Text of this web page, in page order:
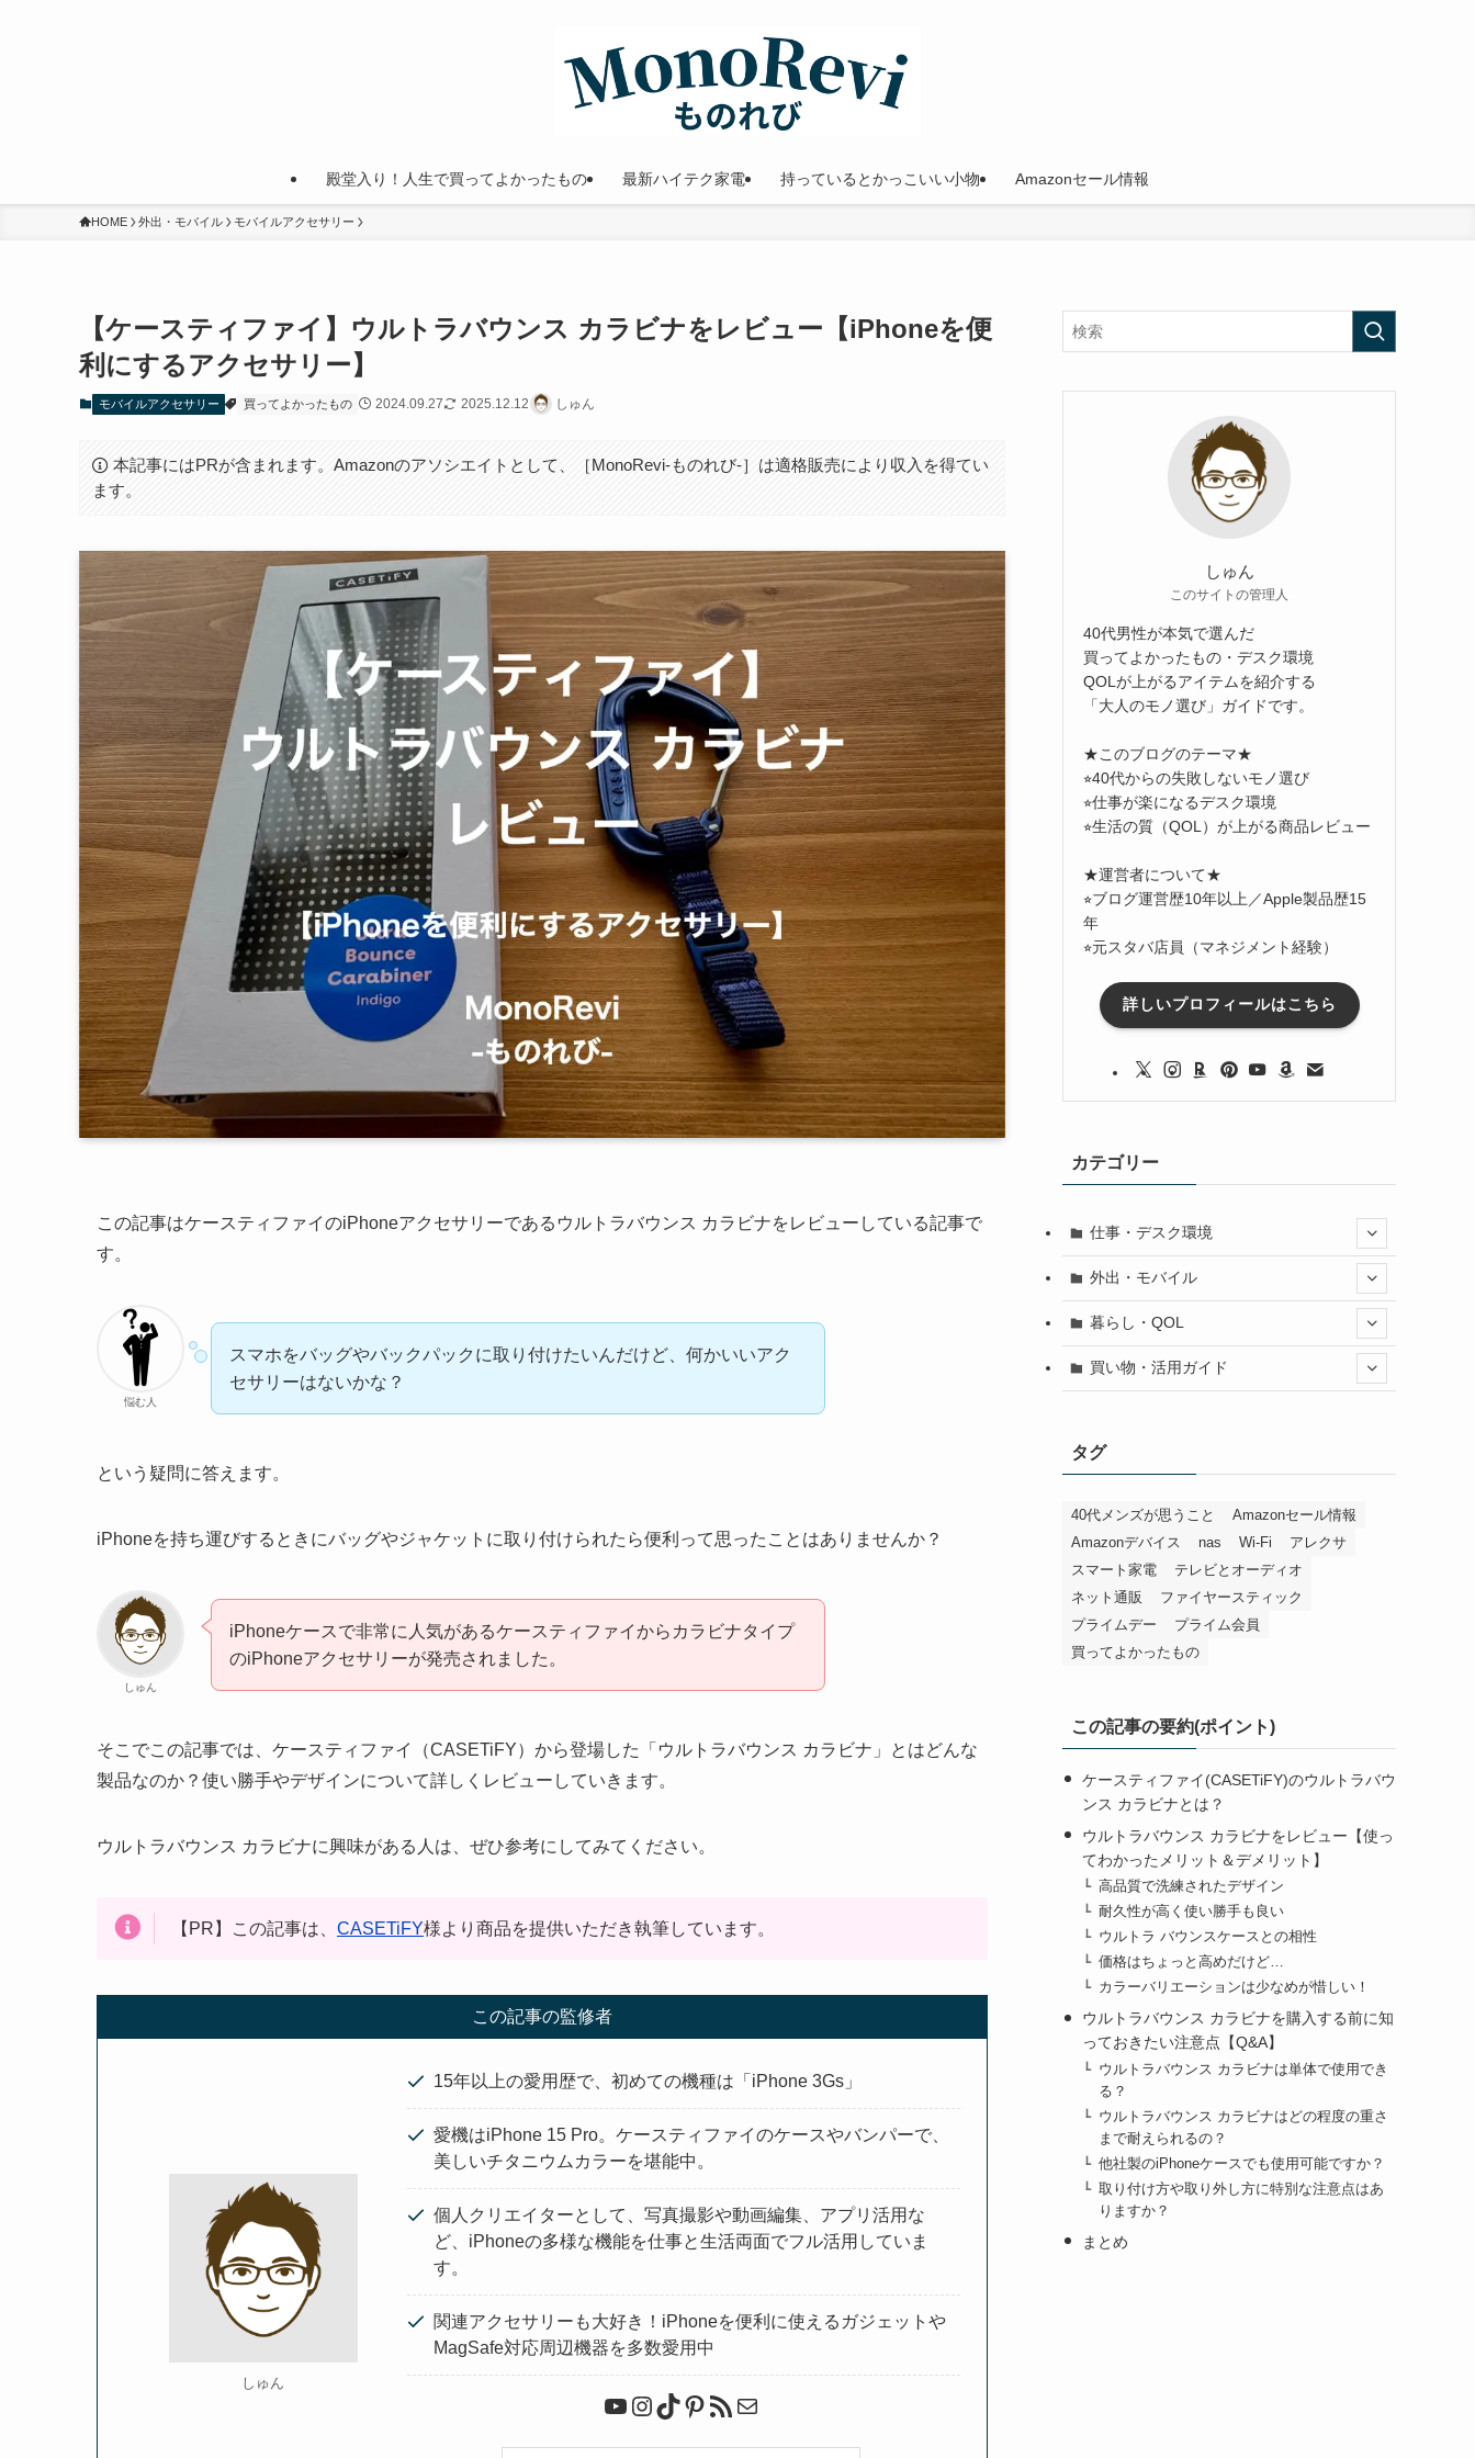
殿堂入り！人生で買ってよかったもの 最新ハイテク家電 持っているとかっこいい小物 Amazonセール情報
HOME 外出・モバイル モバイルアクセサリー
【ケースティファイ】ウルトラバウンス カラビナをレビュー【iPhoneを便
利にするアクセサリー】
モバイルアクセサリー 買ってよかったもの 2024.09.27 2025.12.12 しゅん
本記事にはPRが含まれます。Amazonのアソシエイトとして、［MonoRevi-ものれび-］は適格販売により収入を得てい
ます。
この記事はケースティファイのiPhoneアクセサリーであるウルトラバウンス カラビナをレビューしている記事で
す。
悩む人
スマホをバッグやバックパックに取り付けたいんだけど、何かいいアク
セサリーはないかな？
という疑問に答えます。
iPhoneを持ち運びするときにバッグやジャケットに取り付けられたら便利って思ったことはありませんか？
しゅん
iPhoneケースで非常に人気があるケースティファイからカラビナタイプ
のiPhoneアクセサリーが発売されました。
そこでこの記事では、ケースティファイ（CASETiFY）から登場した「ウルトラバウンス カラビナ」とはどんな
製品なのか？使い勝手やデザインについて詳しくレビューしていきます。
ウルトラバウンス カラビナに興味がある人は、ぜひ参考にしてみてください。
【PR】この記事は、 CASETiFY様より商品を提供いただき執筆しています。
この記事の監修者
しゅん
15年以上の愛用歴で、初めての機種は「iPhone 3Gs」
愛機はiPhone 15 Pro。ケースティファイのケースやバンパーで、
美しいチタニウムカラーを堪能中。
個人クリエイターとして、写真撮影や動画編集、アプリ活用な
ど、iPhoneの多様な機能を仕事と生活両面でフル活用していま
す。
関連アクセサリーも大好き！iPhoneを便利に使えるガジェットや
MagSafe対応周辺機器を多数愛用中
YouTube Instagram TikTok Pinterest RSS フィードメール
しゅん
このサイトの管理人
40代男性が本気で選んだ
買ってよかったもの・デスク環境
QOLが上がるアイテムを紹介する
「大人のモノ選び」ガイドです。
★このブログのテーマ★
⭐︎40代からの失敗しないモノ選び
⭐︎仕事が楽になるデスク環境
⭐︎生活の質（QOL）が上がる商品レビュー
★運営者について★
⭐︎ブログ運営歴10年以上／Apple製品歴15
年
⭐︎元スタバ店員（マネジメント経験）
詳しいプロフィールはこちら
カテゴリー
仕事・デスク環境
外出・モバイル
暮らし・QOL
買い物・活用ガイド
タグ
40代メンズが思うこと
Amazonセール情報
Amazonデバイス
nas Wi-Fi
アレクサ
スマート家電
テレビとオーディオ
ネット通販
ファイヤースティック
プライムデー
プライム会員
買ってよかったもの
この記事の要約(ポイント)
ケースティファイ(CASETiFY)のウルトラバウ
ンス カラビナとは？
ウルトラバウンス カラビナをレビュー【使っ
てわかったメリット＆デメリット】
高品質で洗練されたデザイン
耐久性が高く使い勝手も良い
ウルトラ バウンスケースとの相性
価格はちょっと高めだけど…
カラーバリエーションは少なめが惜しい！
ウルトラバウンス カラビナを購入する前に知
っておきたい注意点【Q&A】
ウルトラバウンス カラビナは単体で使用でき
る？
ウルトラバウンス カラビナはどの程度の重さ
まで耐えられるの？
他社製のiPhoneケースでも使用可能ですか？
取り付け方や取り外し方に特別な注意点はあ
りますか？
まとめ